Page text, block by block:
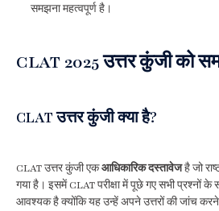
समझना महत्वपूर्ण है।
CLAT 2025 उत्तर कुंजी को
CLAT उत्तर कुंजी क्या है?
CLAT उत्तर कुंजी एकआधिकारिक दस्तावेजहै जो
गया है। इसमें CLAT परीक्षा में पूछे गए सभी प्रश्नों के
आवश्यक है क्योंकि यह उन्हें अपने उत्तरों की जांच